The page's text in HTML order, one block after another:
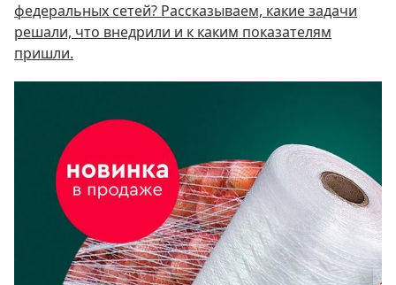
федеральных сетей? Рассказываем, какие задачи
решали, что внедрили и к каким показателям
пришли.